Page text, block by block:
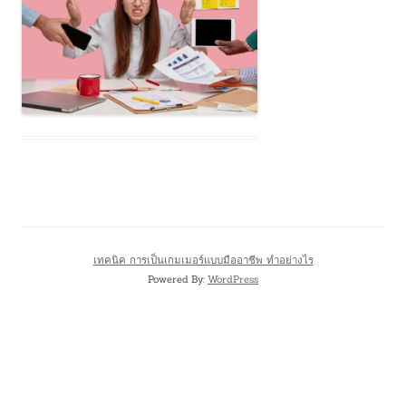
เทคนิค การเป็นเกมเมอร์แบบมืออาชีพ ทำอย่างไร
Powered By: WordPress